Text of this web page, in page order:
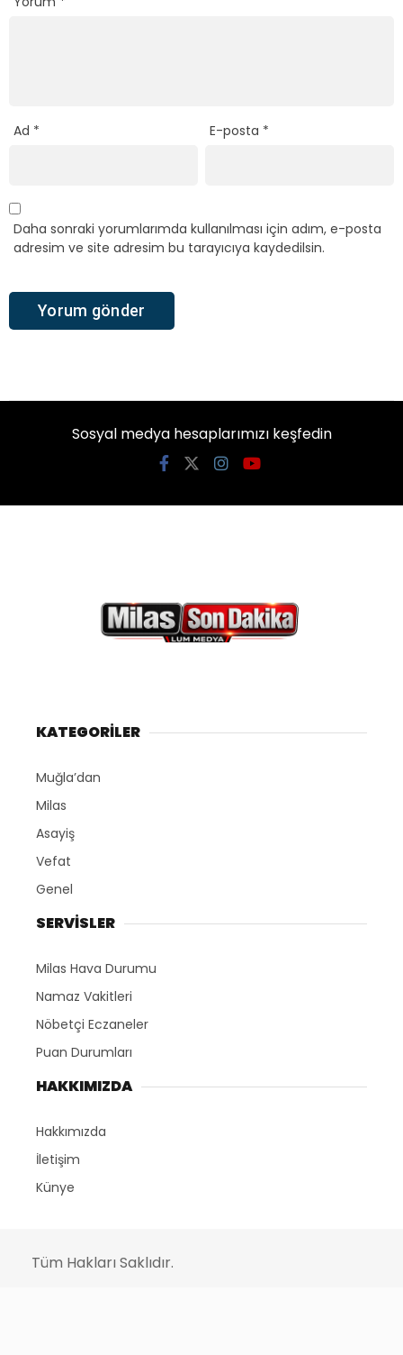
Ad * E-posta *
Daha sonraki yorumlarımda kullanılması için adım, e-posta
adresim ve site adresim bu tarayıcıya kaydedilsin.
Sosyal medya hesaplarımızı keşfedin
KATEGORİLER
Muğla’dan
Milas
Asayiş
Vefat
Genel
SERVİSLER
Milas Hava Durumu
Namaz Vakitleri
Nöbetçi Eczaneler
Puan Durumları
HAKKIMIZDA
Hakkımızda
İletişim
Künye
Tüm Hakları Saklıdır.